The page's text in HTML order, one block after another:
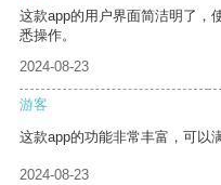
这款app的用户界面简洁明了，
悉操作。
2024-08-23
游客
这款app的功能非常丰富，可以
2024-08-23